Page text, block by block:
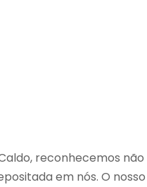
reconhecemos não
em nós. O nosso